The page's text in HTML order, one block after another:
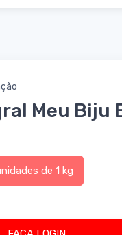
Meu Biju
de 1 kg